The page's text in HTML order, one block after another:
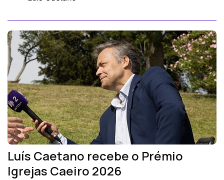
Luís Caetano recebe o Prémio
Igrejas Caeiro 2026